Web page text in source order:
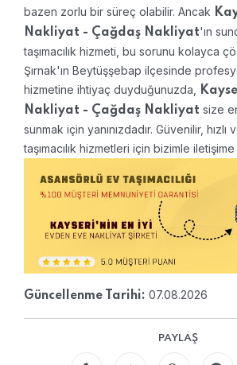
bazen zorlu bir süreç olabilir. Ancak
Nakliyat - Çağdaş Nakliyat'ın
taşımacılık hizmeti, bu sorunu kolayca
Şırnak'ın Beytüşşebap ilçesinde
hizmetine ihtiyaç duyduğunuzda,
Nakliyat - Çağdaş Nakliyat size
sunmak için yanınızdadır. Güvenilir, hızlı
taşımacılık hizmetleri için bizimle
Güncellenme Tarihi: 07.08.2026
PAYLAŞ